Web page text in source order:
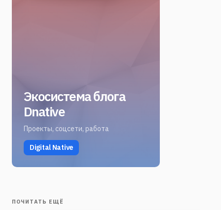
Экосистема блога
Dnative
Проекты, соцсети, работа
Digital Native
ПОЧИТАТЬ ЕЩЁ